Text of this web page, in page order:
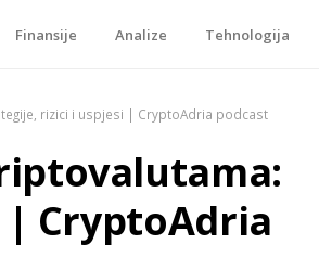
Finansije Analize Tehnologija
rizici i uspjesi | CryptoAdria podcast
CryptoAdria